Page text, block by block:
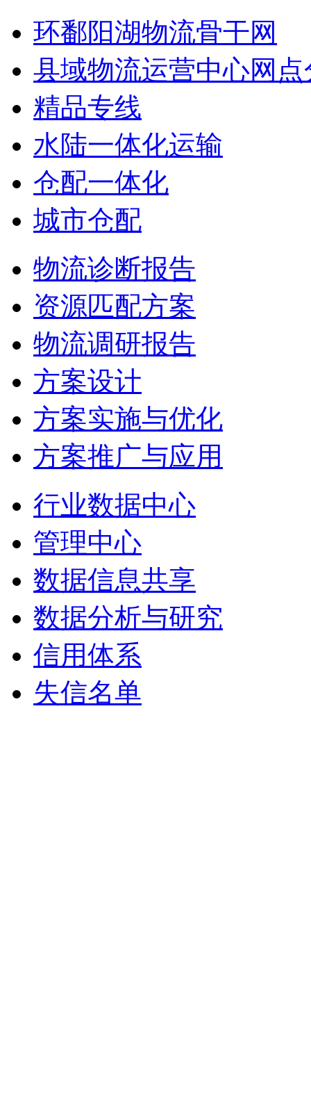
环鄱阳湖物流骨干网
县域物流运营中心网点
精品专线
水陆一体化运输
仓配一体化
城市仓配
物流诊断报告
资源匹配方案
物流调研报告
方案设计
方案实施与优化
方案推广与应用
行业数据中心
管理中心
数据信息共享
数据分析与研究
信用体系
失信名单